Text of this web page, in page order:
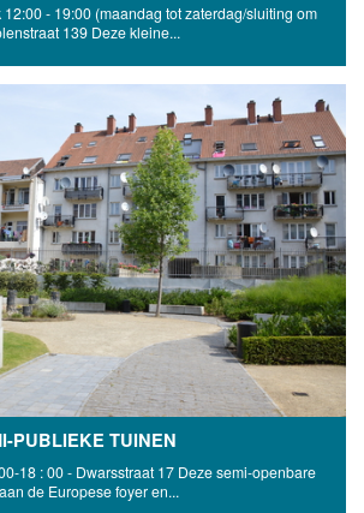
- 19:00 (maandag tot zaterdag/sluiting om
139 Deze kleine...
PUBLIEKE TUINEN
18 : 00 - Dwarsstraat 17 Deze semi-openbare
de Europese foyer en...